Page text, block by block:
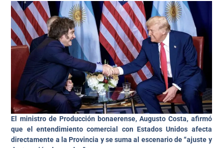
El ministro de Producción bonaerense, Augusto Costa, afirmó
que el entendimiento comercial con Estados Unidos afecta
directamente a la Provincia y se suma al escenario de “ajuste y